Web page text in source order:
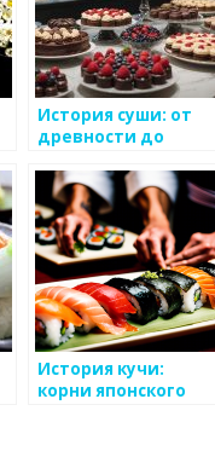
История суши: от
древности до
История кучи:
корни японского